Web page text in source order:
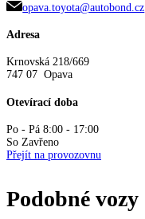
opava.toyota@autobond.cz
Adresa
Krnovská 218/669
747 07 Opava
Otevírací doba
Po - Pá 8:00 - 17:00
So Zavřeno
Přejít na provozovnu
Podobné vozy